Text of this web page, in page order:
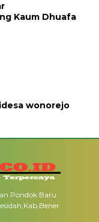
Kaum Dhuafa
wonorejo
Pondok Baru